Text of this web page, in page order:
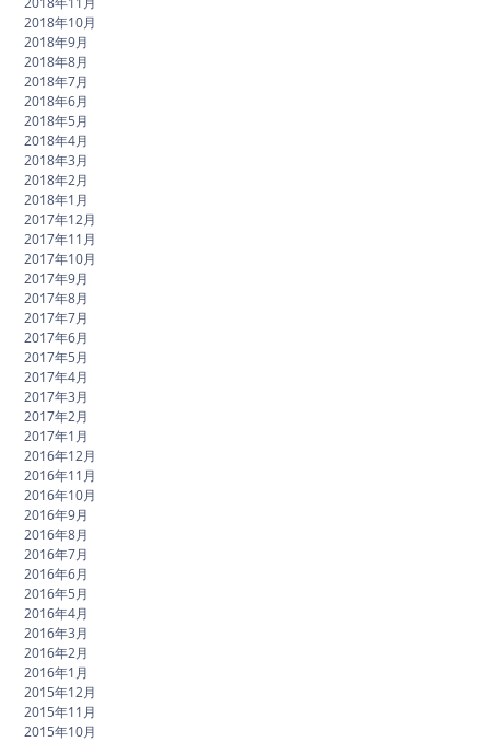
2018年10月
2018年9月
2018年8月
2018年7月
2018年6月
2018年5月
2018年4月
2018年3月
2018年2月
2018年1月
2017年12月
2017年11月
2017年10月
2017年9月
2017年8月
2017年7月
2017年6月
2017年5月
2017年4月
2017年3月
2017年2月
2017年1月
2016年12月
2016年11月
2016年10月
2016年9月
2016年8月
2016年7月
2016年6月
2016年5月
2016年4月
2016年3月
2016年2月
2016年1月
2015年12月
2015年11月
2015年10月